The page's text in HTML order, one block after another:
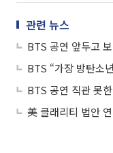
관련 뉴스
BTS “가장 방탄소
BTS 공연 직관 못